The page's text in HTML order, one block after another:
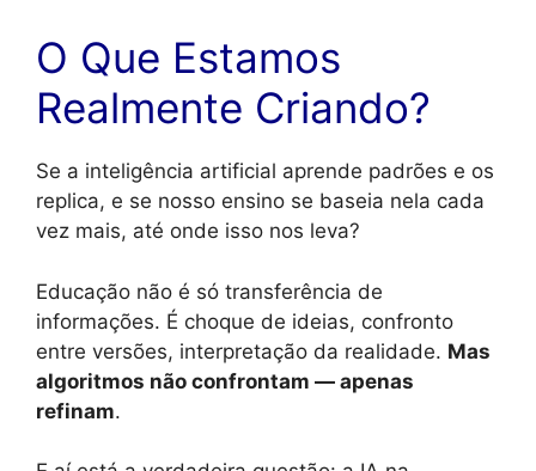
O Que Estamos
Realmente Criando?
Se a inteligência artificial aprende padrões e os
replica, e se nosso ensino se baseia nela cada
vez mais, até onde isso nos leva?
Educação não é só transferência de
informações. É choque de ideias, confronto
entre versões, interpretação da realidade. Mas
algoritmos não confrontam — apenas
refinam.